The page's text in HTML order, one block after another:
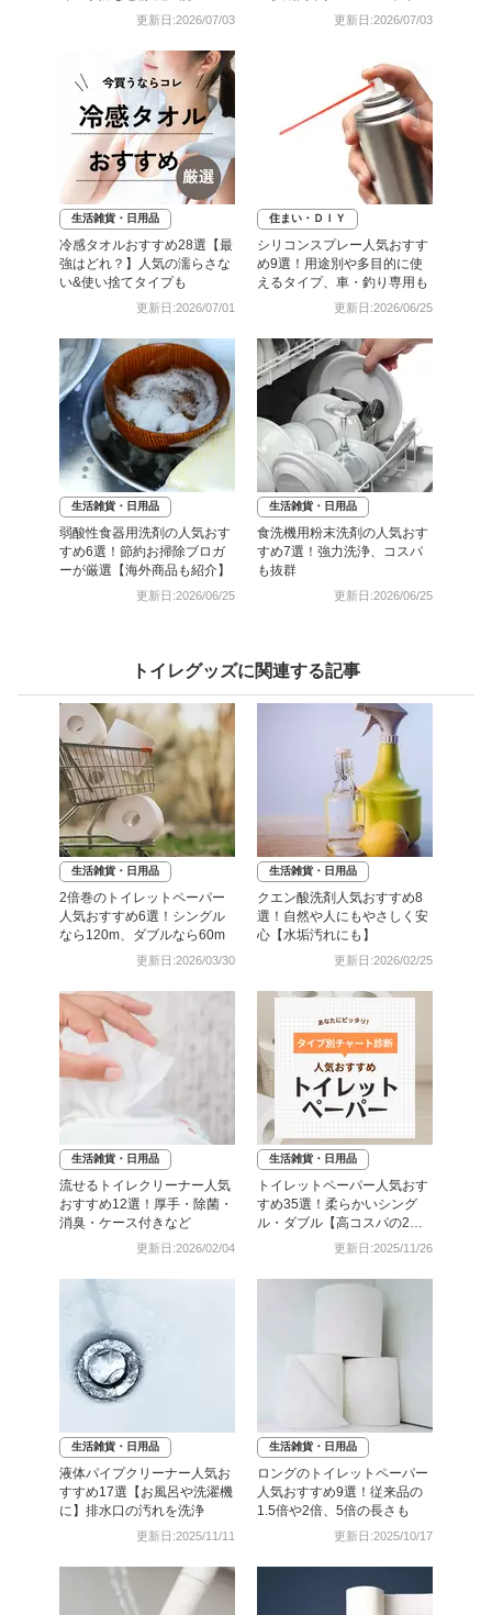
更新日:2026/07/03 更新日:2026/07/03
生活雑貨・日用品
冷感タオルおすすめ28選【最
強はどれ？】人気の濡らさな
い&使い捨てタイプも
更新日:2026/07/01
住まい・ＤＩＹ
シリコンスプレー人気おすす
め9選！用途別や多目的に使
えるタイプ、車・釣り専用も
更新日:2026/06/25
生活雑貨・日用品
弱酸性食器用洗剤の人気おす
すめ6選！節約お掃除ブロガ
ーが厳選【海外商品も紹介】
更新日:2026/06/25
生活雑貨・日用品
食洗機用粉末洗剤の人気おす
すめ7選！強力洗浄、コスパ
も抜群
更新日:2026/06/25
トイレグッズに関連する記事
生活雑貨・日用品
2倍巻のトイレットペーパー
人気おすすめ6選！シングル
なら120m、ダブルなら60m
更新日:2026/03/30
生活雑貨・日用品
クエン酸洗剤人気おすすめ8
選！自然や人にもやさしく安
心【水垢汚れにも】
更新日:2026/02/25
生活雑貨・日用品
流せるトイレクリーナー人気
おすすめ12選！厚手・除菌・
消臭・ケース付きなど
更新日:2026/02/04
生活雑貨・日用品
トイレットペーパー人気おす
すめ35選！柔らかいシング
ル・ダブル【高コスパの2倍
更新日:2025/11/26
生活雑貨・日用品
液体パイプクリーナー人気お
すすめ17選【お風呂や洗濯機
に】排水口の汚れを洗浄
更新日:2025/11/11
生活雑貨・日用品
ロングのトイレットペーパー
人気おすすめ9選！従来品の
1.5倍や2倍、5倍の長さも
更新日:2025/10/17